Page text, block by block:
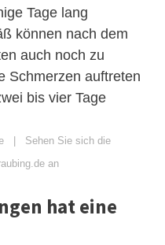
Tage lang
können nach dem
auch noch zu
Schmerzen auftreten
bis vier Tage
| Sehen Sie sich die
an
hat eine